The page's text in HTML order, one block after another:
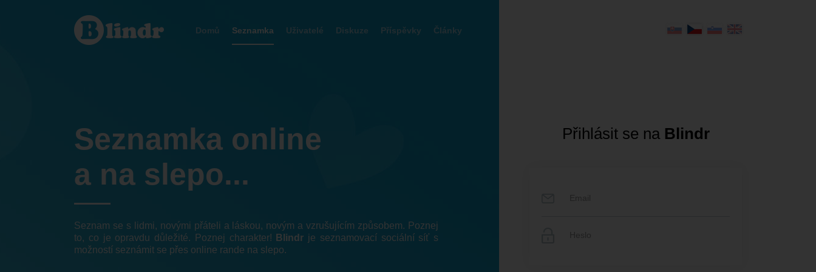
Banská
Bystrica
Domů Seznamka Uživatelé Diskuze Příspěvky Články
Seznamka online
a na slepo...
Seznam se s lidmi, novými přáteli a láskou, novým a vzrušujícím způsobem. Poznej
to, co je opravdu důležité. Poznej charakter! Blindr je seznamovací sociální síť s
možností seznámit se přes online rande na slepo.
Přihlásit se na Blindr